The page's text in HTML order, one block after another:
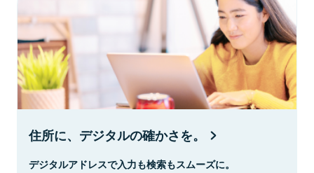
住所に、デジタルの確かさを。
デジタルアドレスで入力も検索もスムーズに。